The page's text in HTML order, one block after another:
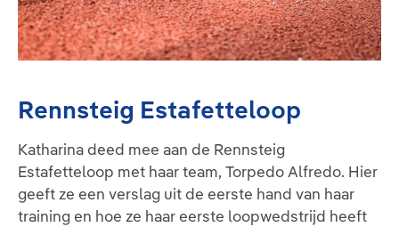
Rennsteig Estafetteloop
Katharina deed mee aan de Rennsteig
Estafetteloop met haar team, Torpedo Alfredo. Hier
geeft ze een verslag uit de eerste hand van haar
training en hoe ze haar eerste loopwedstrijd heeft